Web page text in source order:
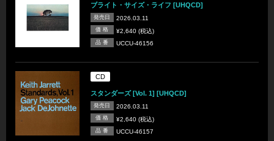
ブライト・サイズ・ライフ [UHQCD]
発売日 2026.03.11
価 格 ¥2,640 (税込)
品 番 UCCU-46156
CD
スタンダーズ [Vol. 1] [UHQCD]
発売日 2026.03.11
価 格 ¥2,640 (税込)
品 番 UCCU-46157